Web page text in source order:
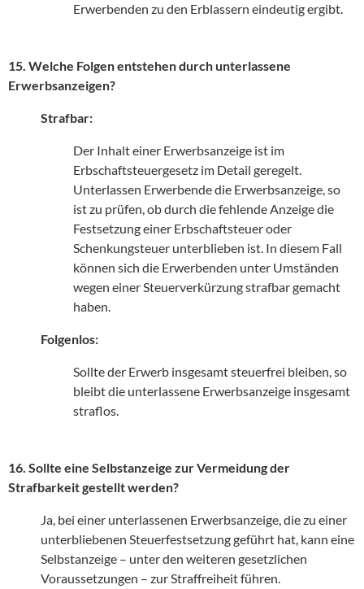
Erwerbenden zu den Erblassern eindeutig ergibt.
15. Welche Folgen entstehen durch unterlassene
Erwerbsanzeigen?
Strafbar:
Der Inhalt einer Erwerbsanzeige ist im
Erbschaftsteuergesetz im Detail geregelt.
Unterlassen Erwerbende die Erwerbsanzeige, so
ist zu prüfen, ob durch die fehlende Anzeige die
Festsetzung einer Erbschaftsteuer oder
Schenkungsteuer unterblieben ist. In diesem Fall
können sich die Erwerbenden unter Umständen
wegen einer Steuerverkürzung strafbar gemacht
haben.
Folgenlos:
Sollte der Erwerb insgesamt steuerfrei bleiben, so
bleibt die unterlassene Erwerbsanzeige insgesamt
straflos.
16. Sollte eine Selbstanzeige zur Vermeidung der
Strafbarkeit gestellt werden?
Ja, bei einer unterlassenen Erwerbsanzeige, die zu einer
unterbliebenen Steuerfestsetzung geführt hat, kann eine
Selbstanzeige – unter den weiteren gesetzlichen
Voraussetzungen – zur Straffreiheit führen.